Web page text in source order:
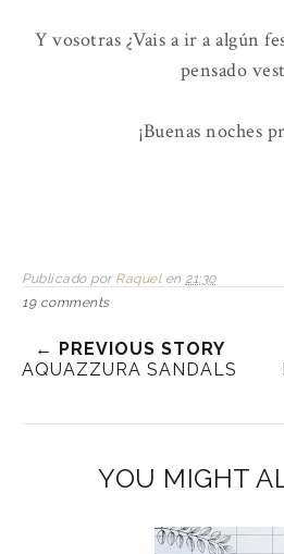
Y vosotras ¿Vais a ir a algún
pensado
¡Buenas noches
Publicado por Raquel en 21:30
19 comments
← PREVIOUS STORY
AQUAZZURA SANDALS
YOU MIGHT